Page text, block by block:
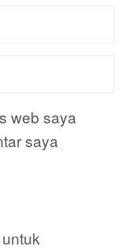
web saya
saya